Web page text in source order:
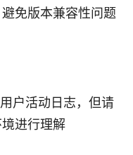
免版本兼容性问题
户活动日志，但请
进行理解